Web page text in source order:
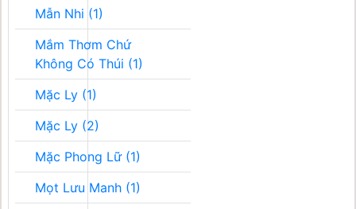
Mẫn Nhi (1)
Mắm Thơm Chứ
Không Có Thúi (1)
Mặc Ly (1)
Mặc Ly (2)
Mặc Phong Lữ (1)
Mọt Lưu Manh (1)